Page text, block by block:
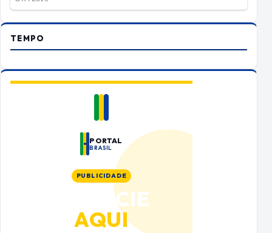
TEMPO
PORTAL
BRASIL
PUBLICIDADE
ANUNCIE
AQUI